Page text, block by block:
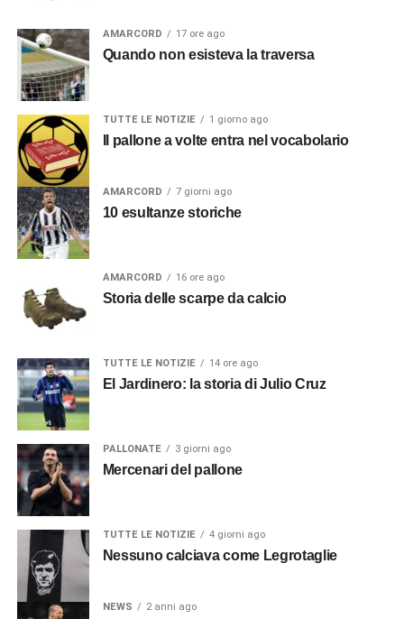
AMARCORD 17 ore ago
Quando non esisteva la traversa
TUTTE LE NOTIZIE 1 giorno ago
Il pallone a volte entra nel vocabolario
AMARCORD 7 giorni ago
10 esultanze storiche
AMARCORD 16 ore ago
Storia delle scarpe da calcio
TUTTE LE NOTIZIE 14 ore ago
El Jardinero: la storia di Julio Cruz
PALLONATE 3 giorni ago
Mercenari del pallone
TUTTE LE NOTIZIE 4 giorni ago
Nessuno calciava come Legrotaglie
NEWS 2 anni ago